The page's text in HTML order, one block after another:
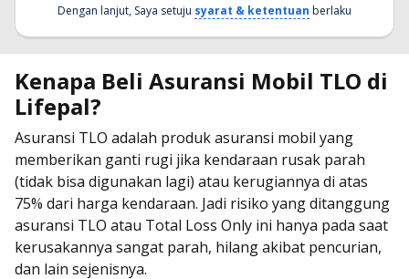
Dengan lanjut, Saya setuju syarat & ketentuan berlaku
Kenapa Beli Asuransi Mobil TLO di
Lifepal?
Asuransi TLO adalah produk asuransi mobil yang
memberikan ganti rugi jika kendaraan rusak parah
(tidak bisa digunakan lagi) atau kerugiannya di atas
75% dari harga kendaraan. Jadi risiko yang ditanggung
asuransi TLO atau Total Loss Only ini hanya pada saat
kerusakannya sangat parah, hilang akibat pencurian,
dan lain sejenisnya.